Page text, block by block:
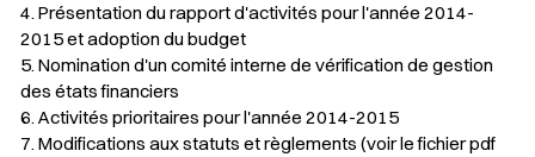
4. Présentation du rapport d'activités pour l'année 2014-
2015 et adoption du budget
5. Nomination d'un comité interne de vérification de gestion
des états financiers
6. Activités prioritaires pour l'année 2014-2015
7. Modifications aux statuts et règlements (voir le fichier pdf